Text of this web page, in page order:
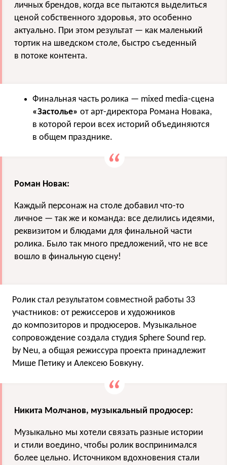
личных брендов, когда все пытаются выделиться
ценой собственного здоровья, это особенно
актуально. При этом результат — как маленький
тортик на шведском столе, быстро съеденный
в потоке контента.
Финальная часть ролика — mixed media-сцена
«Застолье» от арт-директора Романа Новака,
в которой герои всех историй объединяются
в общем празднике.
Роман Новак:
Каждый персонаж на столе добавил что-то
личное — так же и команда: все делились идеями,
реквизитом и блюдами для финальной части
ролика. Было так много предложений, что не все
вошло в финальную сцену!
Ролик стал результатом совместной работы 33
участников: от режиссеров и художников
до композиторов и продюсеров. Музыкальное
сопровождение создала студия Sphere Sound rep.
by Neu, а общая режиссура проекта принадлежит
Мише Петику и Алексею Бовкуну.
Никита Молчанов, музыкальный продюсер:
Музыкально мы хотели связать разные истории
и стили воедино, чтобы ролик воспринимался
более цельно. Источником вдохновения стали